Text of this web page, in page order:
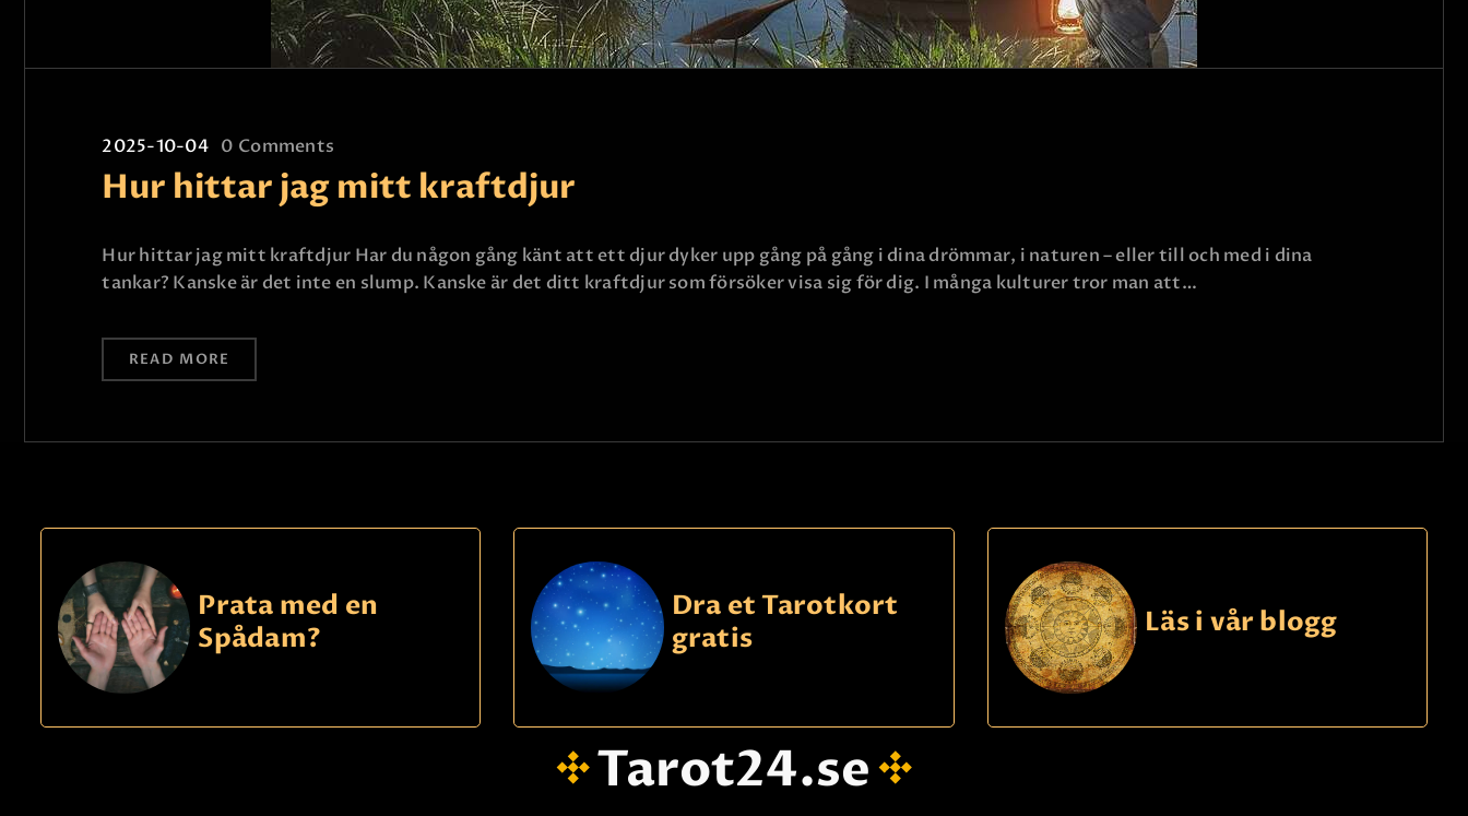
2025-10-04 0 Comments
Hur hittar jag mitt kraftdjur
Hur hittar jag mitt kraftdjur Har du någon gång känt att ett djur dyker upp gång på gång i dina drömmar, i naturen – eller till och med i dina
tankar? Kanske är det inte en slump. Kanske är det ditt kraftdjur som försöker visa sig för dig. I många kulturer tror man att…
READ MORE
Prata med en
Spådam?
Dra et Tarotkort
gratis
Läs i vår blogg
Tarot24.se